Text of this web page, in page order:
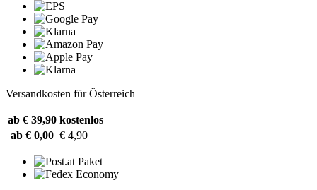
Versandkosten für Österreich
ab € 39,90 kostenlos
ab € 0,00 € 4,90